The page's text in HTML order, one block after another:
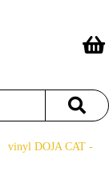
vinyl DOJA CAT -